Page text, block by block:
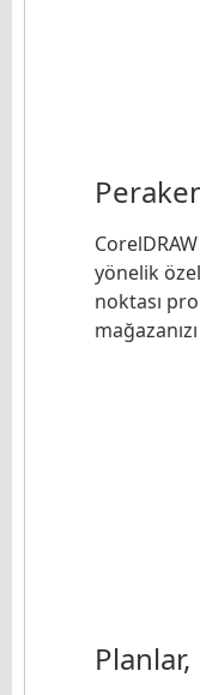
yönelik
noktası